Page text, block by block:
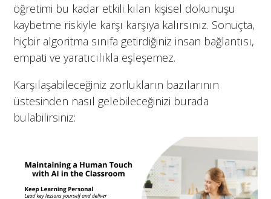
öğretimi bu kadar etkili kılan kişisel dokunuşu
kaybetme riskiyle karşı karşıya kalırsınız. Sonuçta,
hiçbir algoritma sınıfa getirdiğiniz insan bağlantısı,
empati ve yaratıcılıkla eşleşemez.
Karşılaşabileceğiniz zorlukların bazılarının
üstesinden nasıl gelebileceğinizi burada
bulabilirsiniz: